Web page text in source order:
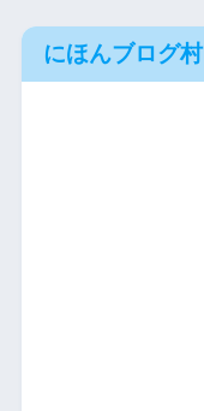
にほんブログ村